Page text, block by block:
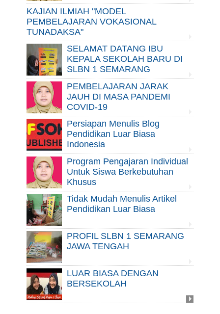
KAJIAN ILMIAH "MODEL
PEMBELAJARAN VOKASIONAL
TUNADAKSA"
SELAMAT DATANG IBU
KEPALA SEKOLAH BARU DI
SLBN 1 SEMARANG
PEMBELAJARAN JARAK
JAUH DI MASA PANDEMI
COVID-19
Persiapan Menulis Blog
Pendidikan Luar Biasa
Indonesia
Program Pengajaran Individual
Untuk Siswa Berkebutuhan
Khusus
Tidak Mudah Menulis Artikel
Pendidikan Luar Biasa
PROFIL SLBN 1 SEMARANG
JAWA TENGAH
LUAR BIASA DENGAN
BERSEKOLAH